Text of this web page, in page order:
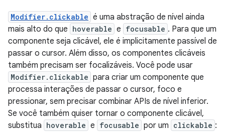
Modifier.clickable é uma abstração de nível ainda
mais alto do que hoverable e focusable . Para que um
componente seja clicável, ele é implicitamente passível de
passar o cursor. Além disso, os componentes clicáveis
também precisam ser focalizáveis. Você pode usar
Modifier.clickable para criar um componente que
processa interações de passar o cursor, foco e
pressionar, sem precisar combinar APIs de nível inferior.
Se você também quiser tornar o componente clicável,
substitua hoverable e focusable por um clickable :